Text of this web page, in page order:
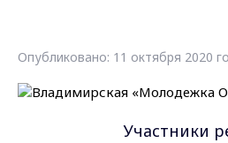
Опубликовано: 11 октября 2020
Участники